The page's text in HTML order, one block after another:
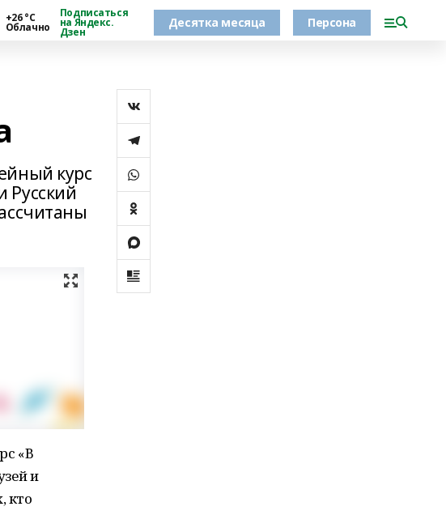
+26 °С
Облачно
Подписаться
на Яндекс.
Дзен
Десятка месяца Персона
курс
Русский
«В
и
кто